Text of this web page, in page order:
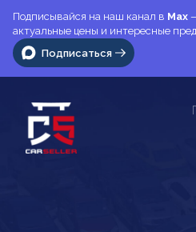
Подписывайся на наш канал в Max
актуальные цены и интересные
Подписаться